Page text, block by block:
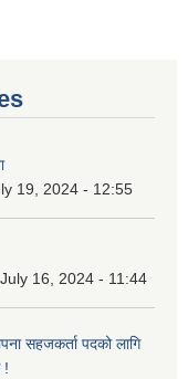
19, 2024 - 12:55
16, 2024 - 11:44
सहजकर्ता पदको लागि
!